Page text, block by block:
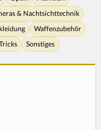
& Nachtsichttechnik
Waffenzubehör
Sonstiges